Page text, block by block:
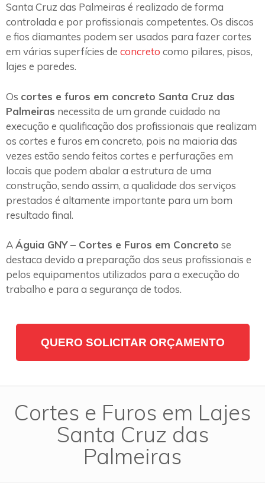
Santa Cruz das Palmeiras é realizado de forma
controlada e por profissionais competentes. Os discos
e fios diamantes podem ser usados para fazer cortes
em várias superfícies de concreto como pilares, pisos,
lajes e paredes.
Os cortes e furos em concreto Santa Cruz das
Palmeiras necessita de um grande cuidado na
execução e qualificação dos profissionais que realizam
os cortes e furos em concreto, pois na maioria das
vezes estão sendo feitos cortes e perfurações em
locais que podem abalar a estrutura de uma
construção, sendo assim, a qualidade dos serviços
prestados é altamente importante para um bom
resultado final.
AÁguia GNY – Cortes e Furos em Concreto se
destaca devido a preparação dos seus profissionais e
pelos equipamentos utilizados para a execução do
trabalho e para a segurança de todos.
QUERO SOLICITAR ORÇAMENTO
Cortes e Furos em Lajes
Santa Cruz das
Palmeiras